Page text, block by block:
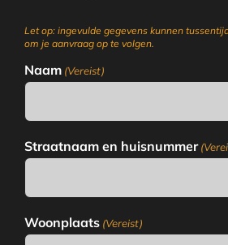
Let op: ingevulde gegevens kunnen
om je aanvraag op te volgen.
Naam (Vereist)
Straatnaam en huisnummer
Woonplaats (Vereist)